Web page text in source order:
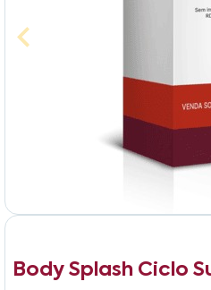
Body Splash Ciclo